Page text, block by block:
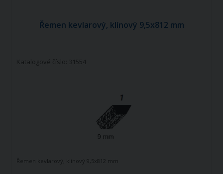
Řemen kevlarový, klínový 9,5x812 mm
Katalogové číslo: 31554
Řemen kevlarový, klínový 9,5x812 mm